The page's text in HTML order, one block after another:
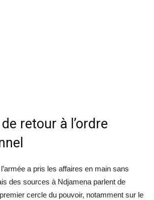
retour à l’ordre
a pris les affaires en main sans
des sources à Ndjamena parlent de
cercle du pouvoir, notamment sur le